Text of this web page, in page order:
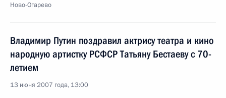
Ново-Огарево
Владимир Путин поздравил актрису театра и кино
народную артистку РСФСР Татьяну Бестаеву с 70-
летием
13 июня 2007 года, 13:00